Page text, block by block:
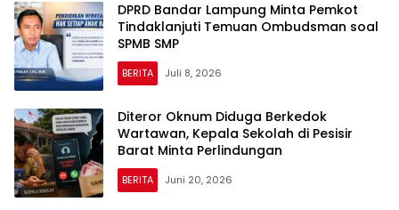
DPRD Bandar Lampung Minta Pemkot
Tindaklanjuti Temuan Ombudsman soal
SPMB SMP
BERITA Juli 8, 2026
Diteror Oknum Diduga Berkedok
Wartawan, Kepala Sekolah di Pesisir
Barat Minta Perlindungan
BERITA Juni 20, 2026